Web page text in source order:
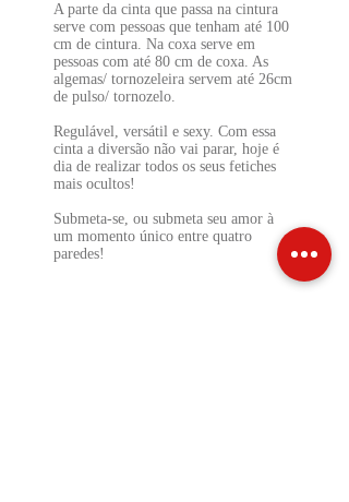
A parte da cinta que passa na cintura
serve com pessoas que tenham até 100
cm de cintura. Na coxa serve em
pessoas com até 80 cm de coxa. As
algemas/ tornozeleira servem até 26cm
de pulso/ tornozelo.
Regulável, versátil e sexy. Com essa
cinta a diversão não vai parar, hoje é
dia de realizar todos os seus fetiches
mais ocultos!
Submeta-se, ou submeta seu amor à
um momento único entre quatro
paredes!